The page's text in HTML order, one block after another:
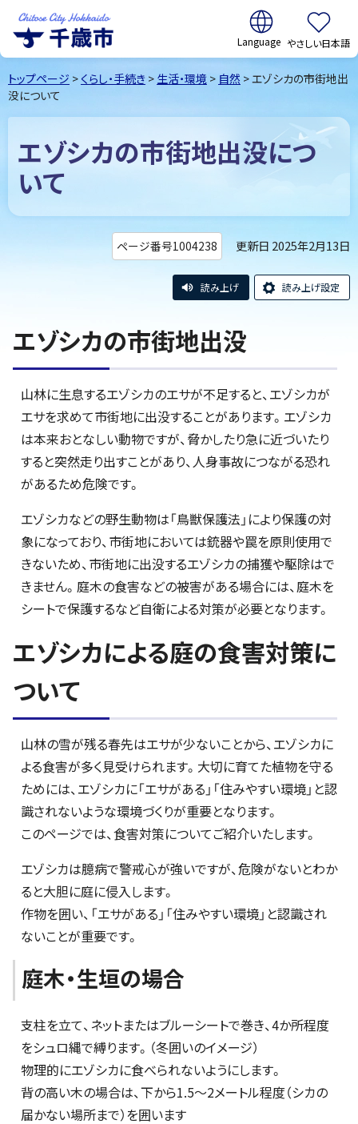
千歳市Chitose
City Hokkaido
翻訳:
やさしい日本語
トップページ > くらし・手続き > 生活・環境 > 自然 > エゾシカの市街地出
没について
エゾシカの市街地出没につ
いて
ページ番号1004238 更新日 2025年2月13日
読み上げ 読み上げ設定
エゾシカの市街地出没
山林に生息するエゾシカのエサが不足すると、エゾシカが
エサを求めて市街地に出没することがあります。エゾシカ
は本来おとなしい動物ですが、脅かしたり急に近づいたり
すると突然走り出すことがあり、人身事故につながる恐れ
があるため危険です。
エゾシカなどの野生動物は「鳥獣保護法」により保護の対
象になっており、市街地においては銃器や罠を原則使用で
きないため、市街地に出没するエゾシカの捕獲や駆除はで
きません。庭木の食害などの被害がある場合には、庭木を
シートで保護するなど自衛による対策が必要となります。
エゾシカによる庭の食害対策に
ついて
山林の雪が残る春先はエサが少ないことから、エゾシカに
よる食害が多く見受けられます。大切に育てた植物を守る
ためには、エゾシカに「エサがある」「住みやすい環境」と認
識されないような環境づくりが重要となります。
このページでは、食害対策についてご紹介いたします。
エゾシカは臆病で警戒心が強いですが、危険がないとわか
ると大胆に庭に侵入します。
作物を囲い、「エサがある」「住みやすい環境」と認識され
ないことが重要です。
庭木・生垣の場合
支柱を立て、ネットまたはブルーシートで巻き、4か所程度
をシュロ縄で縛ります。（冬囲いのイメージ）
物理的にエゾシカに食べられないようにします。
背の高い木の場合は、下から1.5～2メートル程度（シカの
届かない場所まで）を囲います